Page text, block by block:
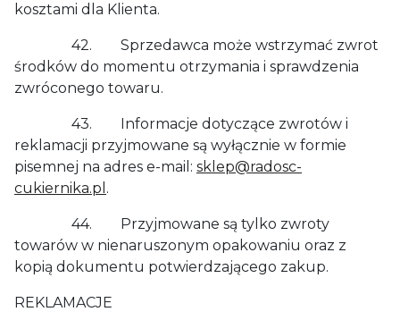
kosztami dla Klienta.
42. Sprzedawca może wstrzymać zwrot
środków do momentu otrzymania i sprawdzenia
zwróconego towaru.
43. Informacje dotyczące zwrotów i
reklamacji przyjmowane są wyłącznie w formie
pisemnej na adres e-mail: sklep@radosc-
cukiernika.pl .
44. Przyjmowane są tylko zwroty
towarów w nienaruszonym opakowaniu oraz z
kopią dokumentu potwierdzającego zakup.
REKLAMACJE